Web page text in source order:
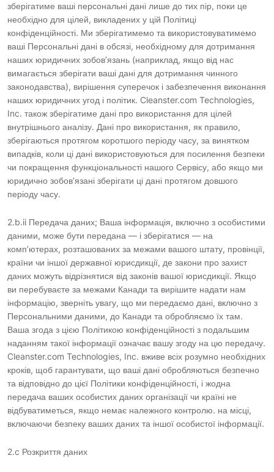
зберігатиме ваші персональні дані лише до тих пір, поки це
необхідно для цілей, викладених у цій Політиці
конфіденційності. Ми зберігатимемо та використовуватимемо
ваші Персональні дані в обсязі, необхідному для дотримання
наших юридичних зобов’язань (наприклад, якщо від нас
вимагається зберігати ваші дані для дотримання чинного
законодавства), вирішення суперечок і забезпечення виконання
наших юридичних угод і політик. Cleanster.com Technologies,
Inc. також зберігатиме дані про використання для цілей
внутрішнього аналізу. Дані про використання, як правило,
зберігаються протягом коротшого періоду часу, за винятком
випадків, коли ці дані використовуються для посилення безпеки
чи покращення функціональності нашого Сервісу, або якщо ми
юридично зобов’язані зберігати ці дані протягом довшого
періоду часу.
2.b.ii Передача даних; Ваша інформація, включно з особистими
даними, може бути передана — і зберігатися — на
комп’ютерах, розташованих за межами вашого штату, провінції,
країни чи іншої державної юрисдикції, де закони про захист
даних можуть відрізнятися від законів вашої юрисдикції. Якщо
ви перебуваєте за межами Канади та вирішите надати нам
інформацію, зверніть увагу, що ми передаємо дані, включно з
Персональними даними, до Канади та обробляємо їх там.
Ваша згода з цією Політикою конфіденційності з подальшим
наданням такої інформації означає вашу згоду на цю передачу.
Cleanster.com Technologies, Inc. вживе всіх розумно необхідних
кроків, щоб гарантувати, що ваші дані обробляються безпечно
та відповідно до цієї Політики конфіденційності, і жодна
передача ваших особистих даних організації чи країні не
відбуватиметься, якщо немає належного контролю. на місці,
включаючи безпеку ваших даних та іншої особистої інформації.
2.c Розкриття даних